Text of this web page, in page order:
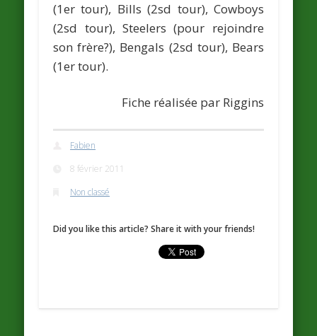
(1er tour), Bills (2sd tour), Cowboys
(2sd tour), Steelers (pour rejoindre
son frère?), Bengals (2sd tour), Bears
(1er tour).
Fiche réalisée par Riggins
Fabien
8 février 2011
Non classé
Did you like this article? Share it with your friends!